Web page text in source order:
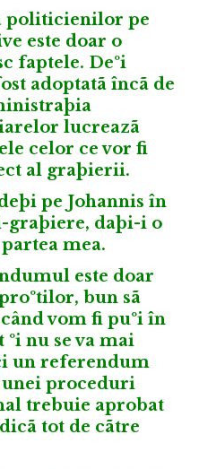
politicienilor pe
este doar o
faptele. Deºi
adoptatã încã de
lucreazã
celor ce vor fi
al graþierii.
pe Johannis în
daþi-i o
mea.
este doar
bun sã
vom fi puºi în
nu se va mai
un referendum
unei proceduri
trebuie aprobat
tot de cãtre